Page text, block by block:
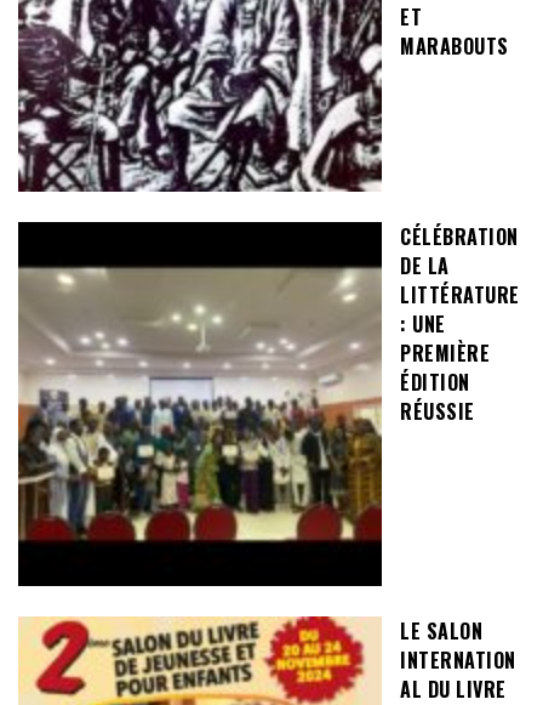
ET
MARABOUTS
CÉLÉBRATION
DE LA
LITTÉRATURE
: UNE
PREMIÈRE
ÉDITION
RÉUSSIE
LE SALON
INTERNATION
AL DU LIVRE